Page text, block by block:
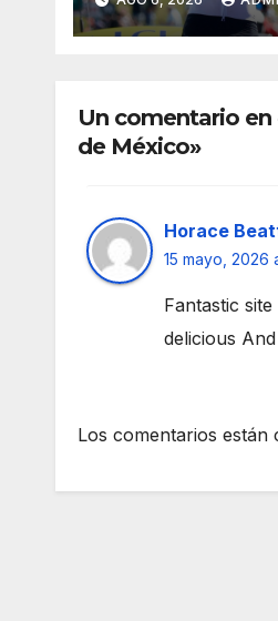
Team
hasta 2031
Un comentario en
de México»
Horace
15 mayo, 2026
Fantastic
delicious
Los comentarios están